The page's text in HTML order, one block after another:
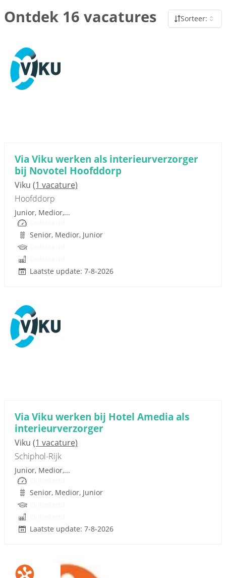
Ontdek 16 vacatures Sorteer:
Via Viku werken als interieurverzorger
bij Novotel Hoofddorp
Viku (1 vacature)
Hoofddorp
Junior, Medior,...
Senior, Medior, Junior
Laatste update: 7-8-2026
Via Viku werken bij Hotel Amedia als
interieurverzorger
Viku (1 vacature)
Schiphol-Rijk
Junior, Medior,...
Senior, Medior, Junior
Laatste update: 7-8-2026